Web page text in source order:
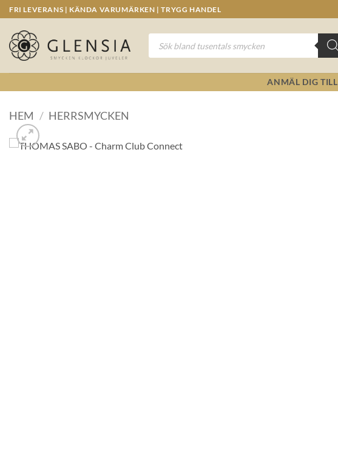
Skip
to
content
FRI LEVERANS | KÄNDA VARUMÄRKEN | TRYGG HANDEL
Produktsökning
ANMÄL DIG
HEM / HERRSMYCKEN